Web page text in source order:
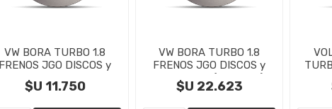
VW BORA TURBO 1.8
FRENOS JGO DISCOS y
PASTILLAS TRASERAS
$U 11.750
VW BORA TURBO 1.8
FRENOS JGO DISCOS y
PASTILLAS (del y tras)
$U 22.623